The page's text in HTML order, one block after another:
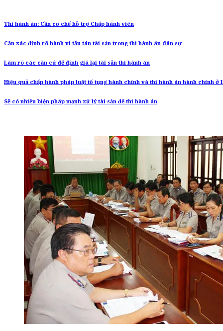
Thi hành án: Cần cơ chế hỗ trợ Chấp hành viên
Cần xác định rõ hành vi tẩu tán tài sản trong thi hành án dân sự
Làm rõ các căn cứ để định giá lại tài sản thi hành án
Hiệu quả chấp hành pháp luật tố tụng hành chính và thi hành án hành chính ở
Sẽ có nhiều biện pháp mạnh xử lý tài sản để thi hành án